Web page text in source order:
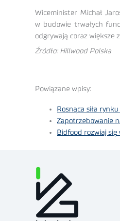
Wiceminister Michał
w budowie trwałych
odgrywają coraz większe
Źródło: Hillwood Polska
Powiązane wpisy:
Rosnąca siła
Zapotrzebowanie
Bidfood rozwiaj się